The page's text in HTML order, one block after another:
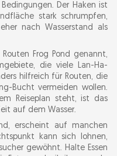
Der Haken ist
stark schrumpfen,
nach Wasserstand als
Frog Pond genannt,
die viele Lan-Ha-
hilfreich für Routen, die
Bucht vermeiden wollen.
Reiseplan steht, ist das
auf dem Wasser.
erscheint auf manchen
kann sich lohnen,
gewöhnt. Halte Essen